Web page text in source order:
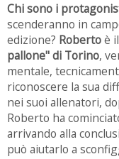
Chi sono i
scenderanno in
edizione? Robertoè
pallone" di Torino,
mentale,
riconoscere la sua
nei suoi allenatori,
Roberto ha
arrivando alla
può aiutarlo a